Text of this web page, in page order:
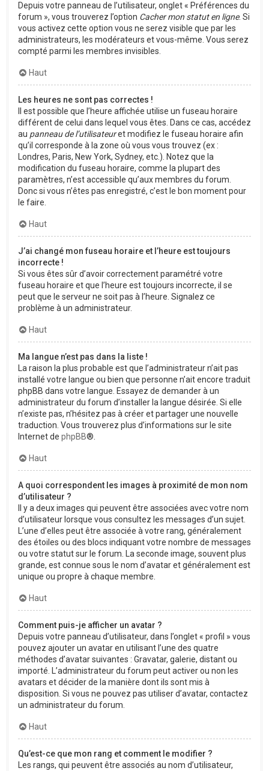
Depuis votre panneau de l’utilisateur, onglet « Préférences du
forum », vous trouverez l’option Cacher mon statut en ligne. Si
vous activez cette option vous ne serez visible que par les
administrateurs, les modérateurs et vous-même. Vous serez
compté parmi les membres invisibles.
Haut
Les heures ne sont pas correctes !
Il est possible que l’heure affichée utilise un fuseau horaire
différent de celui dans lequel vous êtes. Dans ce cas, accédez
au panneau de l’utilisateuret modifiez le fuseau horaire afin
qu’il corresponde à la zone où vous vous trouvez (ex :
Londres, Paris, New York, Sydney, etc.). Notez que la
modification du fuseau horaire, comme la plupart des
paramètres, n’est accessible qu’aux membres du forum.
Donc si vous n’êtes pas enregistré, c’est le bon moment pour
le faire.
Haut
J’ai changé mon fuseau horaire et l’heure est toujours
incorrecte !
Si vous êtes sûr d’avoir correctement paramétré votre
fuseau horaire et que l’heure est toujours incorrecte, il se
peut que le serveur ne soit pas à l’heure. Signalez ce
problème à un administrateur.
Haut
Ma langue n’est pas dans la liste !
La raison la plus probable est que l’administrateur n’ait pas
installé votre langue ou bien que personne n’ait encore traduit
phpBB dans votre langue. Essayez de demander à un
administrateur du forum d’installer la langue désirée. Si elle
n’existe pas, n’hésitez pas à créer et partager une nouvelle
traduction. Vous trouverez plus d’informations sur le site
Internet de phpBB®.
Haut
A quoi correspondent les images à proximité de mon nom
d’utilisateur ?
Il y a deux images qui peuvent être associées avec votre nom
d’utilisateur lorsque vous consultez les messages d’un sujet.
L’une d’elles peut être associée à votre rang, généralement
des étoiles ou des blocs indiquant votre nombre de messages
ou votre statut sur le forum. La seconde image, souvent plus
grande, est connue sous le nom d’avatar et généralement est
unique ou propre à chaque membre.
Haut
Comment puis-je afficher un avatar ?
Depuis votre panneau d’utilisateur, dans l’onglet « profil » vous
pouvez ajouter un avatar en utilisant l’une des quatre
méthodes d’avatar suivantes : Gravatar, galerie, distant ou
importé. L’administrateur du forum peut activer ou non les
avatars et décider de la manière dont ils sont mis à
disposition. Si vous ne pouvez pas utiliser d’avatar, contactez
un administrateur du forum.
Haut
Qu’est-ce que mon rang et comment le modifier ?
Les rangs, qui peuvent être associés au nom d’utilisateur,